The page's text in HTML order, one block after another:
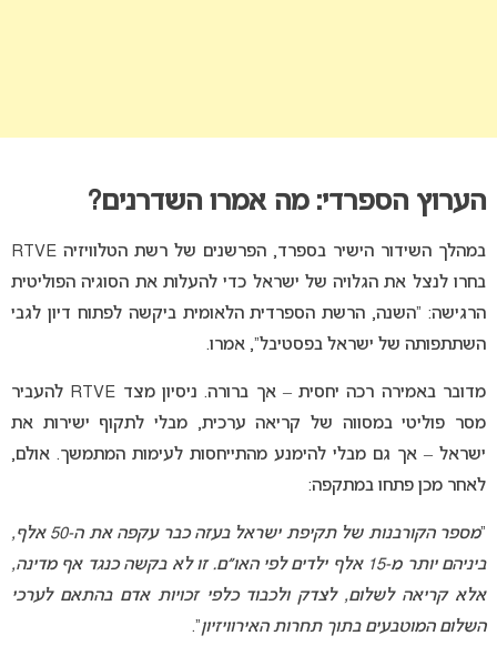
הערוץ הספרדי: מה אמרו השדרנים?
במהלך השידור הישיר בספרד, הפרשנים של רשת הטלוויזיה RTVE
בחרו לנצל את הגלויה של ישראל כדי להעלות את הסוגיה הפוליטית
הרגישה: “השנה, הרשת הספרדית הלאומית ביקשה לפתוח דיון לגבי
השתתפותה של ישראל בפסטיבל”, אמרו.
מדובר באמירה רכה יחסית – אך ברורה. ניסיון מצד RTVE להעביר
מסר פוליטי במסווה של קריאה ערכית, מבלי לתקוף ישירות את
ישראל – אך גם מבלי להימנע מהתייחסות לעימות המתמשך. אולם,
לאחר מכן פתחו במתקפה:
“
מספר הקורבנות של תקיפת ישראל בעזה כבר עקפה את ה-50 אלף,
ביניהם יותר מ-15 אלף ילדים לפי האו״ם. זו לא בקשה כנגד אף מדינה,
אלא קריאה לשלום, לצדק ולכבוד כלפי זכויות אדם בהתאם לערכי
השלום המוטבעים בתוך תחרות האירוויזיון“.